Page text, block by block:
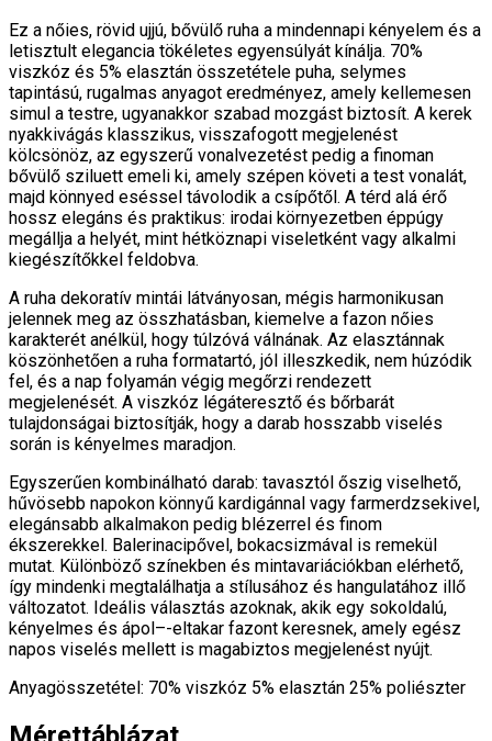
Ez a nőies, rövid ujjú, bővülő ruha a mindennapi kényelem és a
letisztult elegancia tökéletes egyensúlyát kínálja. 70%
viszkóz és 5% elasztán összetétele puha, selymes
tapintású, rugalmas anyagot eredményez, amely kellemesen
simul a testre, ugyanakkor szabad mozgást biztosít. A kerek
nyakkivágás klasszikus, visszafogott megjelenést
kölcsönöz, az egyszerű vonalvezetést pedig a finoman
bővülő sziluett emeli ki, amely szépen követi a test vonalát,
majd könnyed eséssel távolodik a csípőtől. A térd alá érő
hossz elegáns és praktikus: irodai környezetben éppúgy
megállja a helyét, mint hétköznapi viseletként vagy alkalmi
kiegészítőkkel feldobva.
A ruha dekoratív mintái látványosan, mégis harmonikusan
jelennek meg az összhatásban, kiemelve a fazon nőies
karakterét anélkül, hogy túlzóvá válnának. Az elasztánnak
köszönhetően a ruha formatartó, jól illeszkedik, nem húzódik
fel, és a nap folyamán végig megőrzi rendezett
megjelenését. A viszkóz légáteresztő és bőrbarát
tulajdonságai biztosítják, hogy a darab hosszabb viselés
során is kényelmes maradjon.
Egyszerűen kombinálható darab: tavasztól őszig viselhető,
hűvösebb napokon könnyű kardigánnal vagy farmerdzsekivel,
elegánsabb alkalmakon pedig blézerrel és finom
ékszerekkel. Balerinacipővel, bokacsizmával is remekül
mutat. Különböző színekben és mintavariációkban elérhető,
így mindenki megtalálhatja a stílusához és hangulatához illő
változatot. Ideális választás azoknak, akik egy sokoldalú,
kényelmes és ápol–-eltakar fazont keresnek, amely egész
napos viselés mellett is magabiztos megjelenést nyújt.
Anyagösszetétel: 70% viszkóz 5% elasztán 25% poliészter